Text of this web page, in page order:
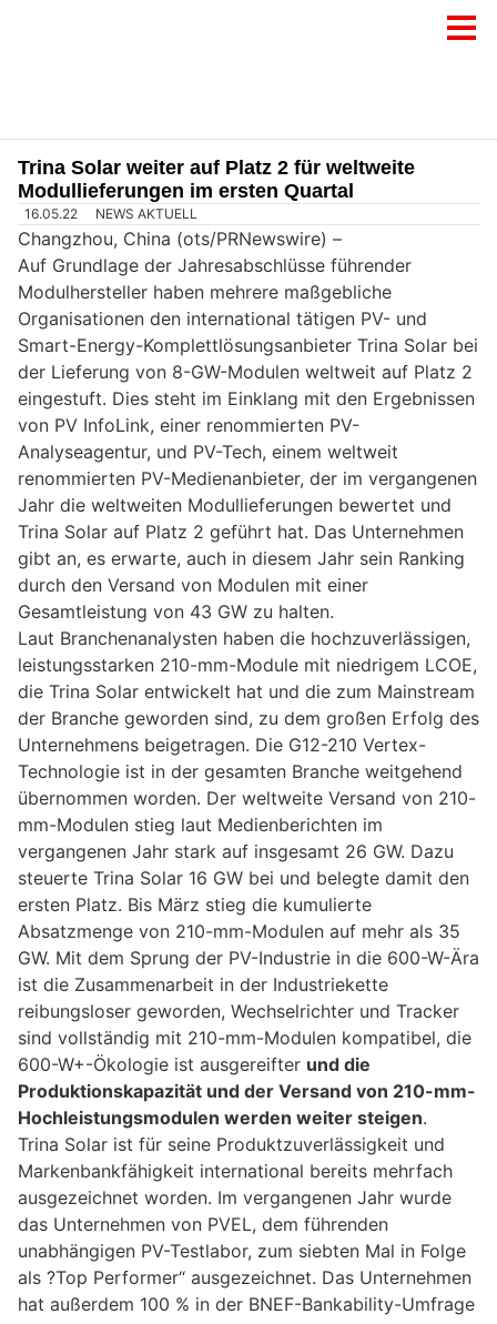
Trina Solar weiter auf Platz 2 für weltweite
Modullieferungen im ersten Quartal
16.05.22 NEWS AKTUELL
Changzhou, China (ots/PRNewswire) –
Auf Grundlage der Jahresabschlüsse führender
Modulhersteller haben mehrere maßgebliche
Organisationen den international tätigen PV- und
Smart-Energy-Komplettlösungsanbieter Trina Solar bei
der Lieferung von 8-GW-Modulen weltweit auf Platz 2
eingestuft. Dies steht im Einklang mit den Ergebnissen
von PV InfoLink, einer renommierten PV-
Analyseagentur, und PV-Tech, einem weltweit
renommierten PV-Medienanbieter, der im vergangenen
Jahr die weltweiten Modullieferungen bewertet und
Trina Solar auf Platz 2 geführt hat. Das Unternehmen
gibt an, es erwarte, auch in diesem Jahr sein Ranking
durch den Versand von Modulen mit einer
Gesamtleistung von 43 GW zu halten.
Laut Branchenanalysten haben die hochzuverlässigen,
leistungsstarken 210-mm-Module mit niedrigem LCOE,
die Trina Solar entwickelt hat und die zum Mainstream
der Branche geworden sind, zu dem großen Erfolg des
Unternehmens beigetragen. Die G12-210 Vertex-
Technologie ist in der gesamten Branche weitgehend
übernommen worden. Der weltweite Versand von 210-
mm-Modulen stieg laut Medienberichten im
vergangenen Jahr stark auf insgesamt 26 GW. Dazu
steuerte Trina Solar 16 GW bei und belegte damit den
ersten Platz. Bis März stieg die kumulierte
Absatzmenge von 210-mm-Modulen auf mehr als 35
GW. Mit dem Sprung der PV-Industrie in die 600-W-Ära
ist die Zusammenarbeit in der Industriekette
reibungsloser geworden, Wechselrichter und Tracker
sind vollständig mit 210-mm-Modulen kompatibel, die
600-W+-Ökologie ist ausgereifter und die
Produktionskapazität und der Versand von 210-mm-
Hochleistungsmodulen werden weiter steigen.
Trina Solar ist für seine Produktzuverlässigkeit und
Markenbankfähigkeit international bereits mehrfach
ausgezeichnet worden. Im vergangenen Jahr wurde
das Unternehmen von PVEL, dem führenden
unabhängigen PV-Testlabor, zum siebten Mal in Folge
als ?Top Performer“ ausgezeichnet. Das Unternehmen
hat außerdem 100 % in der BNEF-Bankability-Umfrage